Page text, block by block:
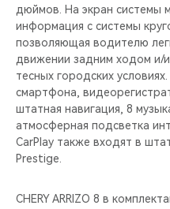
дюймов. На экран системы
информация с системы
позволяющая водителю
движении задним ходом и/
тесных городских
смартфона,
штатная навигация, 8
атмосферная подсветка
CarPlay также входят в
Prestige.
CHERY ARRIZO 8 в